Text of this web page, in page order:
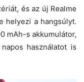
és az új Realme
helyezi a hangsúlyt.
mAh-s akkumulátor,
használatot is